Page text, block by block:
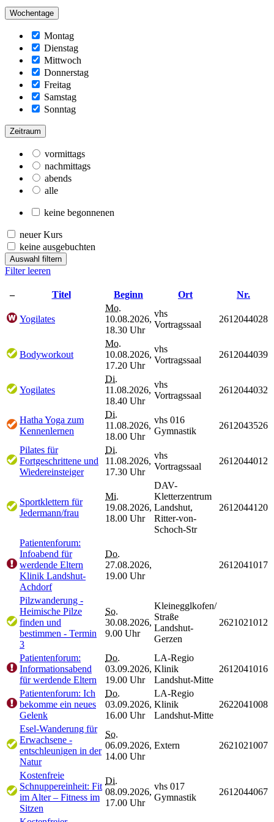
Wochentage
Montag
Dienstag
Mittwoch
Donnerstag
Freitag
Samstag
Sonntag
Zeitraum
vormittags
nachmittags
abends
alle
keine begonnenen
neuer Kurs
keine ausgebuchten
Auswahl filtern
Filter leeren
– Titel Beginn Ort Nr.
Yogilates
Mo.
10.08.2026,
18.30 Uhr
vhs
Vortragssaal
2612044028
Bodyworkout
Mo.
10.08.2026,
17.20 Uhr
vhs
Vortragssaal
2612044039
Yogilates
Di.
11.08.2026,
18.40 Uhr
vhs
Vortragssaal
2612044032
Hatha Yoga zum
Kennenlernen
Di.
11.08.2026,
18.00 Uhr
vhs 016
Gymnastik
2612043526
Pilates für
Fortgeschrittene und
Wiedereinsteiger
Di.
11.08.2026,
17.30 Uhr
vhs
Vortragssaal
2612044012
Sportklettern für
Jedermann/frau
Mi.
19.08.2026,
18.00 Uhr
DAV-
Kletterzentrum
Landshut,
Ritter-von-
Schoch-Str
2612044120
Patientenforum:
Infoabend für
werdende Eltern
Klinik Landshut-
Achdorf
Do.
27.08.2026,
19.00 Uhr
2612041017
Pilzwanderung -
Heimische Pilze
finden und
bestimmen - Termin
3
So.
30.08.2026,
9.00 Uhr
Kleinegglkofen/
Straße
Landshut-
Gerzen
2621021012
Patientenforum:
Informationsabend
für werdende Eltern
Do.
03.09.2026,
19.00 Uhr
LA-Regio
Klinik
Landshut-Mitte
2612041016
Patientenforum: Ich
bekomme ein neues
Gelenk
Do.
03.09.2026,
16.00 Uhr
LA-Regio
Klinik
Landshut-Mitte
2622041008
Esel-Wanderung für
Erwachsene -
entschleunigen in der
Natur
So.
06.09.2026,
14.00 Uhr
Extern 2621021007
Kostenfreie
Schnuppereinheit: Fit
im Alter – Fitness im
Sitzen
Di.
08.09.2026,
17.00 Uhr
vhs 017
Gymnastik
2612044067